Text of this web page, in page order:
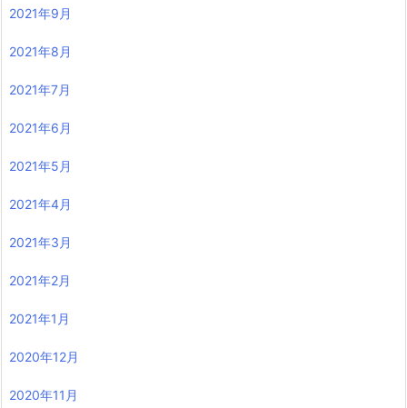
2021年9月
2021年8月
2021年7月
2021年6月
2021年5月
2021年4月
2021年3月
2021年2月
2021年1月
2020年12月
2020年11月